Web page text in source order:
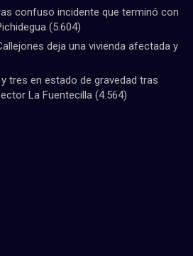
confuso incidente que terminó con
(5.604)
deja una vivienda afectada y
tres en estado de gravedad tras
La Fuentecilla (4.564)